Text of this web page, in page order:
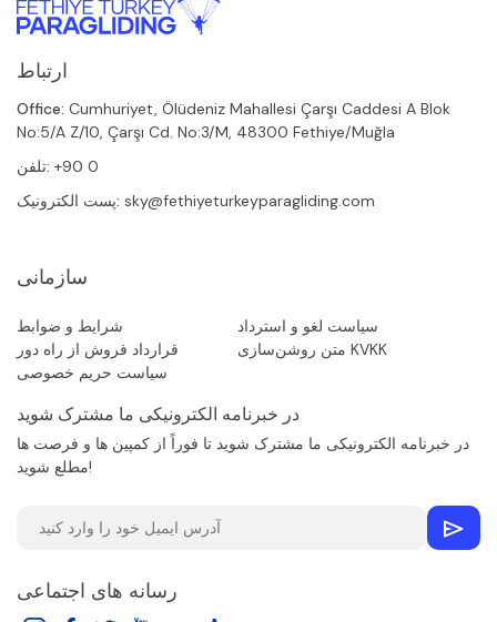
ارتباط
Office: Cumhuriyet, Ölüdeniz Mahallesi Çarşı Caddesi A Blok
No:5/A Z/10, Çarşı Cd. No:3/M, 48300 Fethiye/Muğla
تلفن: +90 0
پست الکترونیک: sky@fethiyeturkeyparagliding.com
سازمانی
شرایط و ضوابط
سیاست لغو و استرداد
قرارداد فروش از راه دور
متن روشن‌سازی KVKK
سیاست حریم خصوصی
در خبرنامه الکترونیکی ما مشترک شوید
در خبرنامه الکترونیکی ما مشترک شوید تا فوراً از کمپین ها و فرصت ها
مطلع شوید!
رسانه های اجتماعی